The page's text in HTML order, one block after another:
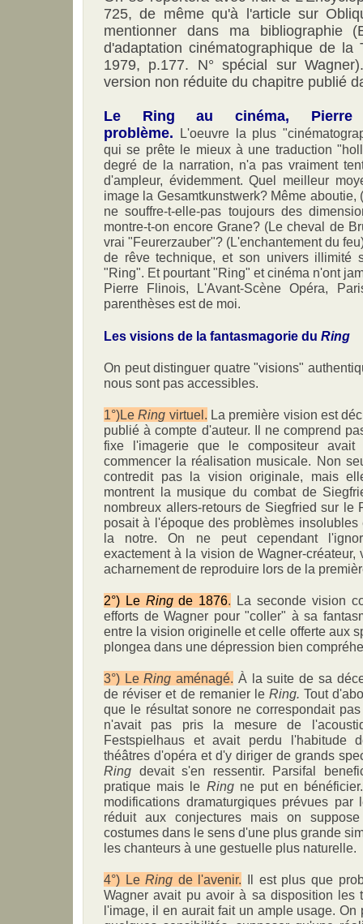
725, de même qu'à l'article sur
mentionner dans ma bibliographie
d'adaptation cinématographique de la
1979, p.177. N° spécial sur
version non réduite du chapitre publié
Le Ring au cinéma,
problème. L'oeuvre la plus
qui se prête le mieux à une traduction
degré de la narration, n'a pas vraiment
d'ampleur, évidemment. Quel meilleur
image la Gesamtkunstwerk? Même aboutie,
ne souffre-t-elle-pas toujours des
montre-t-on encore Grane? (Le cheval de
vrai "Feurerzauber"? (L'enchantement du
de rêve technique, et son univers illimité
"Ring". Et pourtant "Ring" et cinéma n'ont
Pierre Flinois, L'Avant-Scène Opéra,
parenthèses est de moi.
Les visions de la fantasmagorie du Ring
On peut distinguer quatre "visions"
nous sont pas accessibles.
1°)LeRing virtuel. La première vision est
publié à compte d'auteur. Il ne comprend
fixe l'imagerie que le compositeur
commencer la réalisation musicale. Non
contredit pas la vision originale, mais
montrent la musique du combat de
nombreux allers-retours de Siegfried sur le
posait à l'époque des problèmes
la notre. On ne peut cependant
exactement à la vision de Wagner-
acharnement de reproduire lors de la
2°) Le Ringde 1876. La seconde vision
efforts de Wagner pour "coller" à sa
entre la vision originelle et celle offerte aux
plongea dans une dépression bien
3°) LeRing aménagé. À la suite de sa
de réviser et de remanier le Ring. Tout
que le résultat sonore ne correspondait
n'avait pas pris la mesure de
Festspielhaus et avait perdu l'habitude
théâtres d'opéra et d'y diriger de grands
Ring devait s'en ressentir. Parsifal
pratique mais le Ringne put en
modifications dramaturgiques prévues
réduit aux conjectures mais on
costumes dans le sens d'une plus grande
les chanteurs à une gestuelle plus naturelle.
4°) LeRing de l'avenir. Il est plus que
Wagner avait pu avoir à sa disposition les
l'image, il en aurait fait un ample usage. On